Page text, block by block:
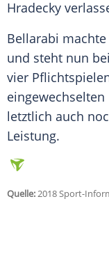
Hradecky
Bellarabi
und steht nun
vier
letztlich auch
Leistung.
Quelle:2018 Sport-